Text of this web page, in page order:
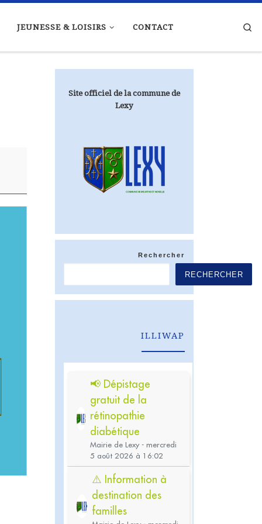
JEUNESSE & LOISIRS CONTACT
Site officiel de la commune de
Lexy
Rechercher
RECHERCHER
ILLIWAP